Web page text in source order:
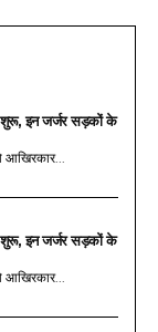
शुरू, इन जर्जर सड़कों के
शुरू, इन जर्जर सड़कों के